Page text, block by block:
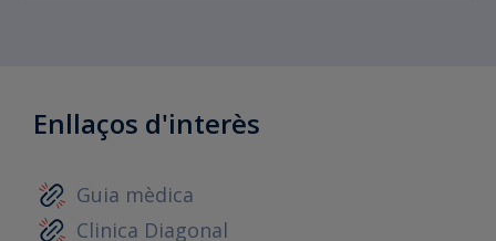
Enllaços d'interès
Guia mèdica
Clinica Diagonal